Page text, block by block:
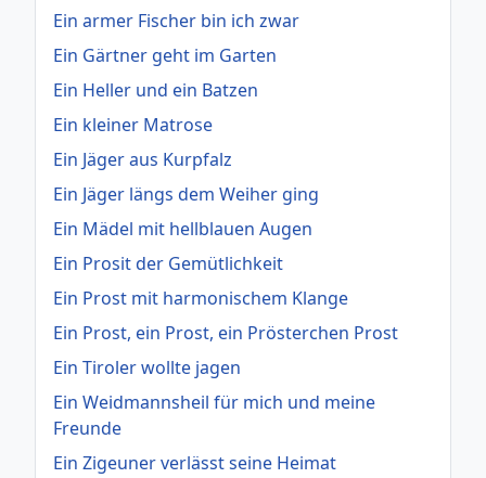
Ein armer Fischer bin ich zwar
Ein Gärtner geht im Garten
Ein Heller und ein Batzen
Ein kleiner Matrose
Ein Jäger aus Kurpfalz
Ein Jäger längs dem Weiher ging
Ein Mädel mit hellblauen Augen
Ein Prosit der Gemütlichkeit
Ein Prost mit harmonischem Klange
Ein Prost, ein Prost, ein Prösterchen Prost
Ein Tiroler wollte jagen
Ein Weidmannsheil für mich und meine
Freunde
Ein Zigeuner verlässt seine Heimat